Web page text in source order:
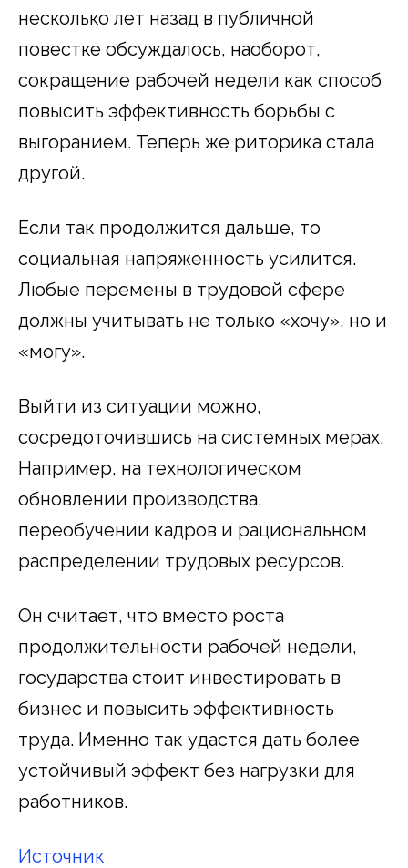
несколько лет назад в публичной
повестке обсуждалось, наоборот,
сокращение рабочей недели как способ
повысить эффективность борьбы с
выгоранием. Теперь же риторика стала
другой.
Если так продолжится дальше, то
социальная напряженность усилится.
Любые перемены в трудовой сфере
должны учитывать не только «хочу», но и
«могу».
Выйти из ситуации можно,
сосредоточившись на системных мерах.
Например, на технологическом
обновлении производства,
переобучении кадров и рациональном
распределении трудовых ресурсов.
Он считает, что вместо роста
продолжительности рабочей недели,
государства стоит инвестировать в
бизнес и повысить эффективность
труда. Именно так удастся дать более
устойчивый эффект без нагрузки для
работников.
Источник